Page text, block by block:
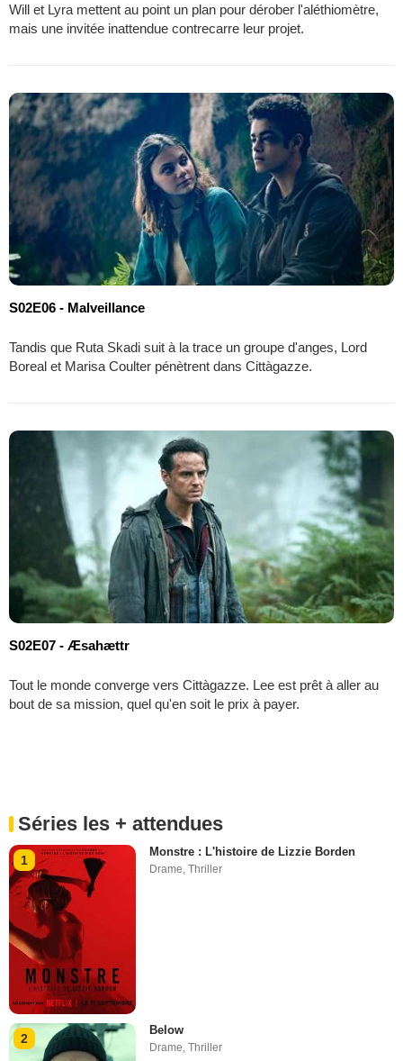
Will et Lyra mettent au point un plan pour dérober l'aléthiomètre,
mais une invitée inattendue contrecarre leur projet.
S02E06 - Malveillance
Tandis que Ruta Skadi suit à la trace un groupe d'anges, Lord
Boreal et Marisa Coulter pénètrent dans Cittàgazze.
S02E07 - Æsahættr
Tout le monde converge vers Cittàgazze. Lee est prêt à aller au
bout de sa mission, quel qu'en soit le prix à payer.
Séries les + attendues
1
Monstre : L'histoire de Lizzie Borden
Drame ,Thriller
2
Below
Drame,Thriller